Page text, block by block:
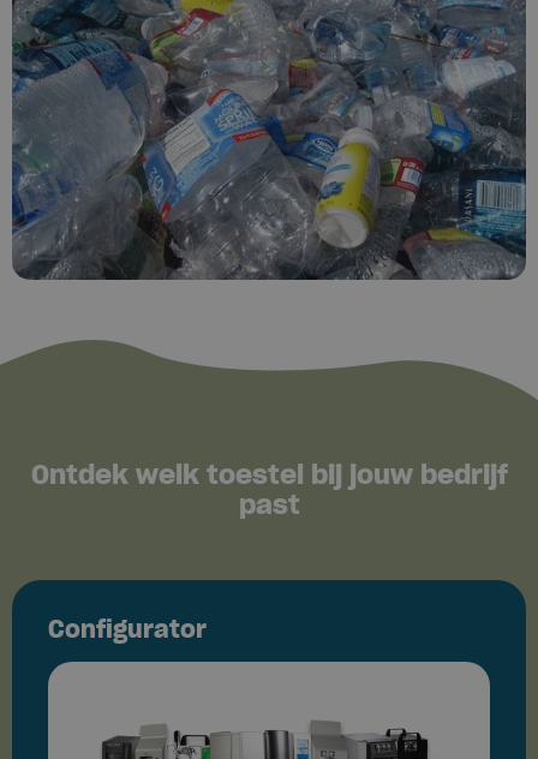
Ontdek welk toestel bij jouw bedrijf
past
Configurator